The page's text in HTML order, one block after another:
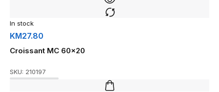
In stock
KM27.80
Croissant MC 60×20
SKU: 210197